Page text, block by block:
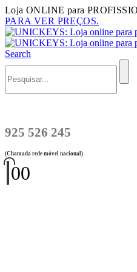
Loja ONLINE para
PARA VER PREÇOS.
Search
925 526 245
(Chamada rede móvel nacional)
00